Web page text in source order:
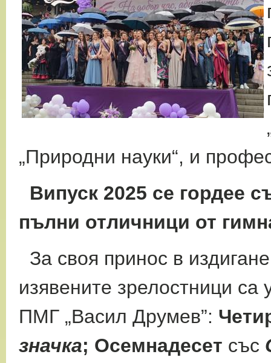
„Природни науки“, и
Випуск 2025 се гордее
пълни отличници от
За своя принос в
изявените зрелостници са
ПМГ „Васил Друмев”:
значка; Осемнадесет със